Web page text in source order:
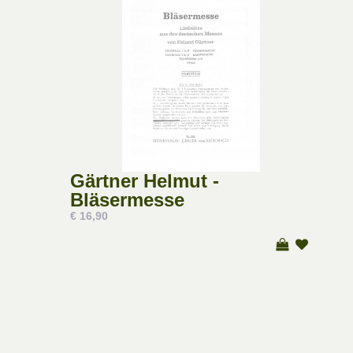
Gärtner Helmut -
Bläsermesse
€ 16,90